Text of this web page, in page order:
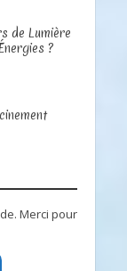
de Lumière
?
Merci pour